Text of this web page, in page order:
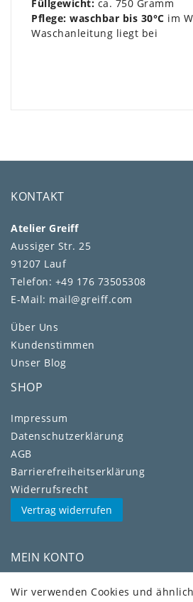
Füllgewicht: ca. 750 Gramm
Pflege: waschbar bis 30°C im
Waschanleitung liegt bei
KONTAKT
Atelier Greiff
Aussiger Str. 25
91207 Lauf
Telefon: +49 176 73505308
E-Mail: mail@greiff.com
Über Uns
Kundenstimmen
Unser Blog
SHOP
Impressum
Daten­schutz­erklärung
AGB
Barrierefreiheitserklärung
Widerrufs­recht
Vertrag widerrufen
MEIN KONTO
Kundenkonto
Wir verwenden Cookies und